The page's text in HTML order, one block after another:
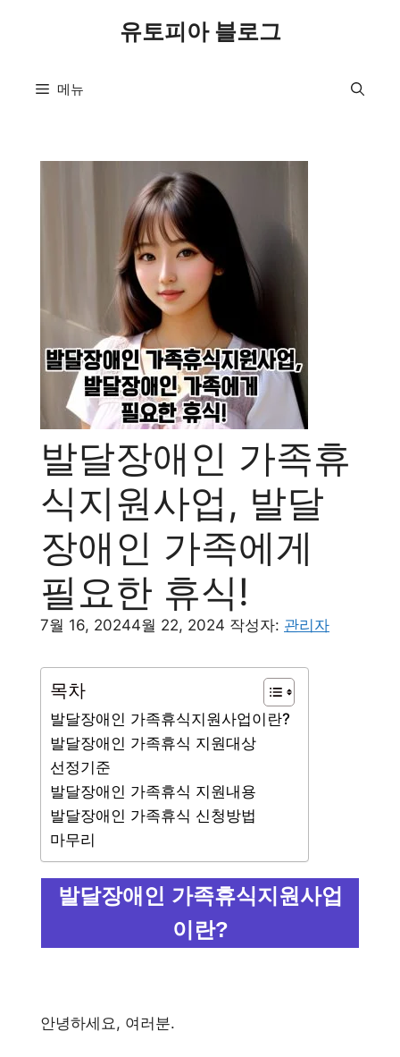
유토피아 블로그
메뉴
발달장애인 가족휴
식지원사업, 발달
장애인 가족에게
필요한 휴식!
7월 16, 20244월 22, 2024 작성자: 관리자
목차
발달장애인 가족휴식지원사업이란?
발달장애인 가족휴식 지원대상
선정기준
발달장애인 가족휴식 지원내용
발달장애인 가족휴식 신청방법
마무리
발달장애인 가족휴식지원사업
이란?
안녕하세요, 여러분.